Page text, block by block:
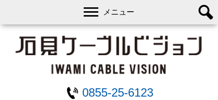
0855-25-6123
メニュー